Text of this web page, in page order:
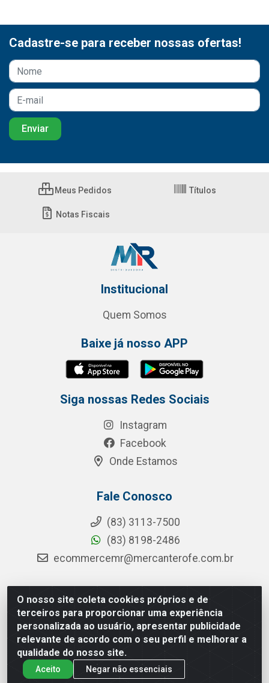
O nosso site coleta cookies próprios e de
terceiros para proporcionar uma experiência
personalizada ao usuário, apresentar publicidade
relevante de acordo com o seu perfil e melhorar a
qualidade do nosso site.
Aceito Negar não essenciais
Cadastre-se para receber nossas ofertas!
Meus Pedidos Títulos
Notas Fiscais
Institucional
Quem Somos
Baixe já nosso APP
Siga nossas Redes Sociais
Instagram
Facebook
Onde Estamos
Fale Conosco
(83) 3113-7500
(83) 8198-2486
ecommercemr@mercanterofe.com.br
MR Distribuidora - Rua Hortêncio Ribeiro de Luna, 3777 -
Distrito Industrial, João Pessoa/PB - CEP 58081-400 - CNPJ
35.428.312/0001-85